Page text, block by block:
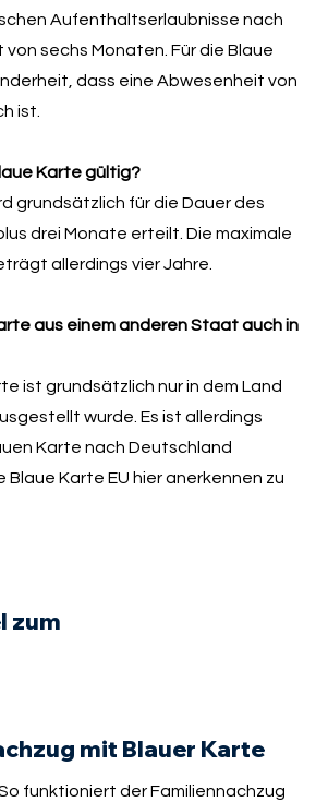
Aufenthaltserlaubnisse nach
sechs Monaten. Für die Blaue
dass eine Abwesenheit von
ist.
Karte gültig?
grundsätzlich für die Dauer des
drei Monate erteilt. Die maximale
allerdings vier Jahre.
aus einem anderen Staat auch in
ist grundsätzlich nur in dem Land
wurde. Es ist allerdings
Karte nach Deutschland
Blaue Karte EU hier anerkennen zu
zum
mit Blauer Karte
funktioniert der Familiennachzug